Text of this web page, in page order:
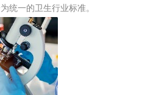
统一的卫生行业标准。